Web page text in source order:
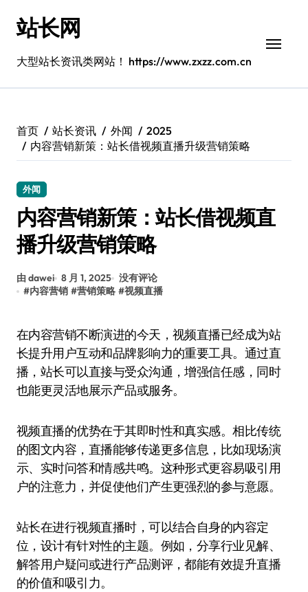
站长网
大型站长资讯类网站！ https://www.zxzz.com.cn
首页 站长资讯 外闻
2025
内容营销新策：站长借视频直播升级营销策略
外闻
内容营销新策：站长借视频直
播升级营销策略
由 dawei 8 月 1, 2025 没有评论
#内容营销 #营销策略 #视频直播
在内容营销不断演进的今天，视频直播已经成为站
长提升用户互动和品牌影响力的重要工具。通过直
播，站长可以直接与受众沟通，增强信任感，同时
也能更灵活地展示产品或服务。
视频直播的优势在于其即时性和真实感。相比传统
的图文内容，直播能够传递更多信息，比如现场演
示、实时问答和情感共鸣。这种形式更容易吸引用
户的注意力，并促使他们产生更强烈的参与意愿。
站长在进行视频直播时，可以结合自身的内容定
位，设计有针对性的主题。例如，分享行业见解、
解答用户疑问或进行产品测评，都能有效提升直播
的价值和吸引力。